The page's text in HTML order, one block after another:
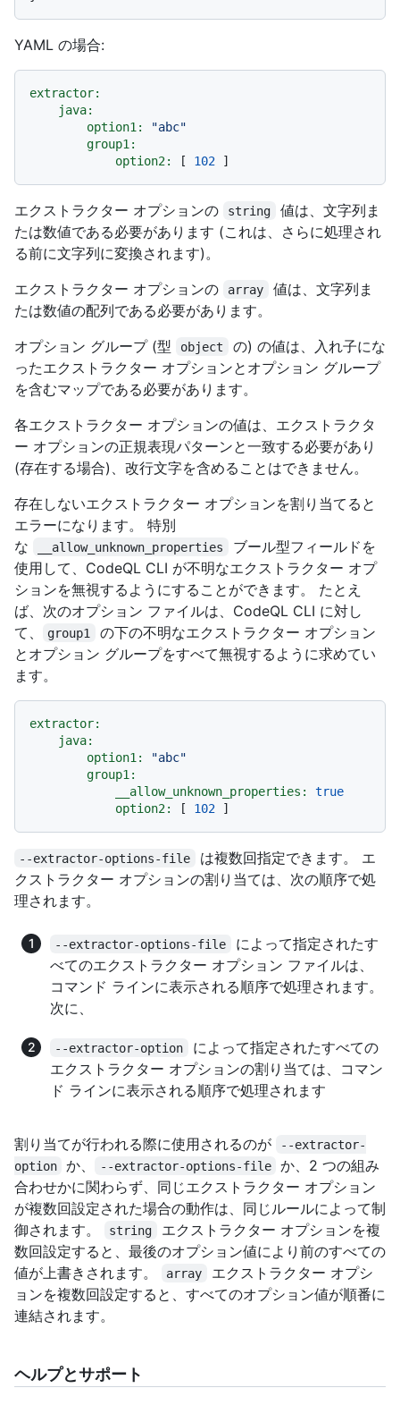
YAML の場合:
extractor:
java:
option1:
"abc"
group1:
option2:
[ 102
エクストラクター オプションの string
値は、文字列ま
たは数値である必要があります (これは、さらに処理され
る前に文字列に変換されます)。
エクストラクター オプションの
array
値は、文字列ま
たは数値の配列である必要があります。
オプション グループ (型
object
の) の値は、入れ子にな
ったエクストラクター オプションとオプション グループ
を含むマップである必要があります。
各エクストラクター オプションの値は、エクストラクタ
ー オプションの正規表現パターンと一致する必要があり
(存在する場合)、改行文字を含めることはできません。
存在しないエクストラクター オプションを割り当てると
エラーになります。 特別
な
__allow_unknown_properties
ブール型フィールドを
使用して、CodeQL CLI が不明なエクストラクター オプ
ションを無視するようにすることができます。 たとえ
ば、次のオプション ファイルは、CodeQL CLI に対し
て、
group1
の下の不明なエクストラクター オプション
とオプション グループをすべて無視するように求めてい
ます。
extractor:
java:
option1:
"abc"
group1:
__allow_unknown_properties:
true
option2:
[ 102
--extractor-options-file
は複数回指定できます。 エ
クストラクター オプションの割り当ては、次の順序で処
理されます。
--extractor-options-file
によって指定されたす
べてのエクストラクター オプション ファイルは、
コマンド ラインに表示される順序で処理されます。
次に、
--extractor-option
によって指定されたすべての
エクストラクター オプションの割り当ては、コマン
ド ラインに表示される順序で処理されます
割り当てが行われる際に使用されるのが
--extractor-
option
か、 --extractor-options-file
か、2 つの組み
合わせかに関わらず、同じエクストラクター オプション
が複数回設定された場合の動作は、同じルールによって制
御されます。
string
エクストラクター オプションを複
数回設定すると、最後のオプション値により前のすべての
値が上書きされます。
array
エクストラクター オプシ
ョンを複数回設定すると、すべてのオプション値が順番に
連結されます。
ヘルプとサポート